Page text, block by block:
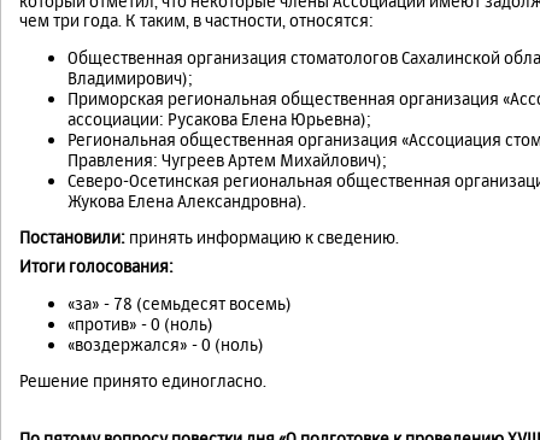
чем три года. К таким, в частности, относятся:
Общественная организация стоматологов Сахалинской
Владимирович);
Приморская региональная общественная организация
ассоциации: Русакова Елена Юрьевна);
Региональная общественная организация «Ассоциация
Правления: Чугреев Артем Михайлович);
Северо-Осетинская региональная общественная
Жукова Елена Александровна).
Постановили: принять информацию к сведению.
Итоги голосования:
«за» - 78 (семьдесят восемь)
«против» - 0 (ноль)
«воздержался» - 0 (ноль)
Решение принято единогласно.